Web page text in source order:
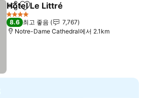
공유 즐겨찾기에 추가
Hôtel Le Littré
4 성급
8.6 최고 좋음
7,767
Notre-Dame Cathedral에서 2.1km